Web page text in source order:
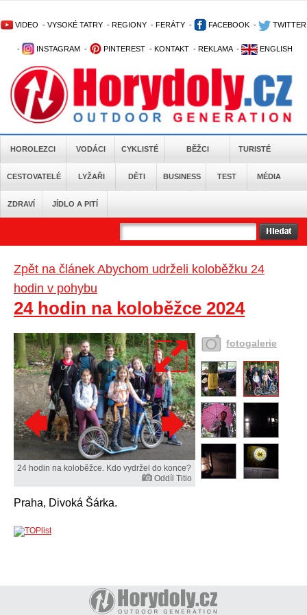
VIDEO - VYSOKÉ TATRY - REGIONY - FERÁTY - FACEBOOK - TWITTER
- INSTAGRAM - PINTEREST - KONTAKT - REKLAMA - ENGLISH
HOROLEZCI VODÁCI CYKLISTÉ BĚŽCI TURISTÉ
CESTOVATELÉ LYŽAŘI DĚTI BUSINESS TEST MÉDIA
ZDRAVÍ JÍDLO A PITÍ
Zpět na článek Abychom udrželi koloběžku 24
hodin v pohybu
24 hodin na koloběžce 2024
24 hodin na koloběžce. Kdo vydržel do konce?
Oddíl Titio
Praha, Divoká Šárka.
fotogalerie